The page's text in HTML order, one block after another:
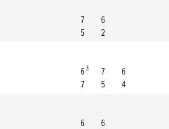
7
5
6
2
6 3
7
7
5
6
4
6
6